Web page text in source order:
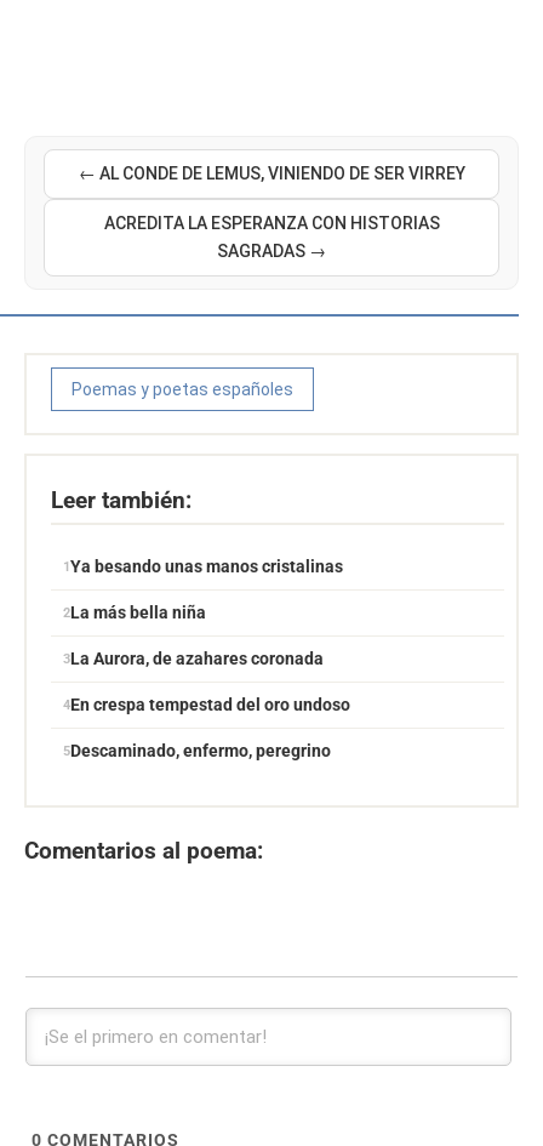
← AL CONDE DE LEMUS, VINIENDO DE SER VIRREY
ACREDITA LA ESPERANZA CON HISTORIAS
SAGRADAS →
Poemas y poetas españoles
Leer también:
Ya besando unas manos cristalinas
La más bella niña
La Aurora, de azahares coronada
En crespa tempestad del oro undoso
Descaminado, enfermo, peregrino
Comentarios al poema:
0 COMENTARIOS